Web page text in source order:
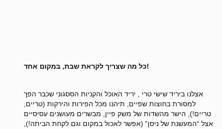
כל מה שצריך לקראת שבת, במקום אחד!
אצלנו ביריד שישי טרי , יריד האוכל והקניות הססגוני שכבר הפך
למסורת בחוצות שפיים, תיהנו מכל הפירות והירקות (טריים,
טריים!), הישר מהשדות של משק פיין, מבשרים מעושנים עסיסיים
אצל “המעשנת של ניסן” (אפשר לאכול במקום וגם לקחת הביתה!),